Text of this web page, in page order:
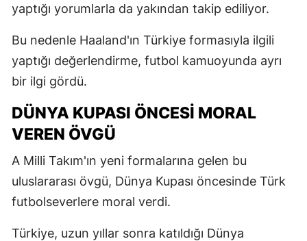
yaptığı yorumlarla da yakından takip ediliyor.
Bu nedenle Haaland'ın Türkiye formasıyla ilgili
yaptığı değerlendirme, futbol kamuoyunda ayrı
bir ilgi gördü.
DÜNYA KUPASI ÖNCESI MORAL
VEREN ÖVGÜ
A Milli Takım'ın yeni formalarına gelen bu
uluslararası övgü, Dünya Kupası öncesinde Türk
futbolseverlere moral verdi.
Türkiye, uzun yıllar sonra katıldığı Dünya